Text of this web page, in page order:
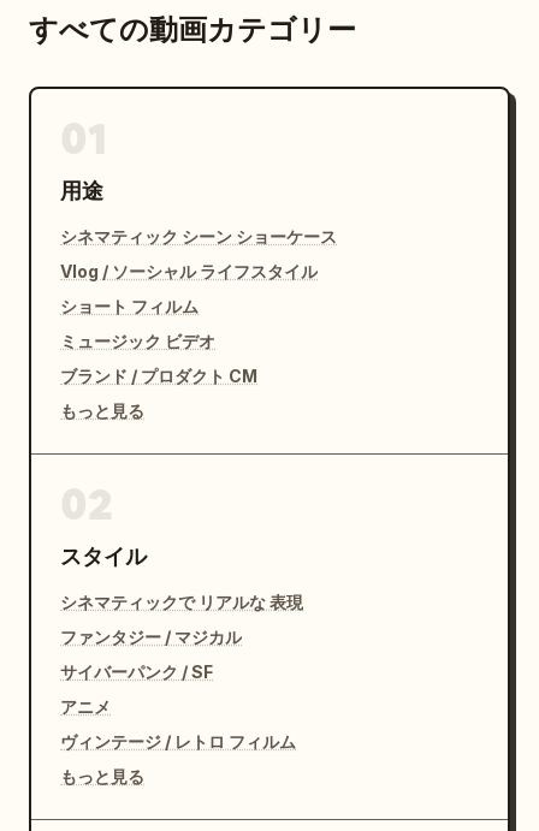
すべての動画カテゴリー
用途
シネマティック シーン ショーケース
Vlog / ソーシャル ライフスタイル
ショート フィルム
ミュージック ビデオ
ブランド / プロダクト CM
もっと見る
スタイル
シネマティックで リアルな 表現
ファンタジー / マジカル
サイバーパンク / SF
アニメ
ヴィンテージ / レトロ フィルム
もっと見る